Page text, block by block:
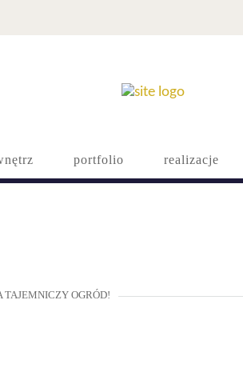
portfolio realizacje
TAJEMNICZY OGRÓD!